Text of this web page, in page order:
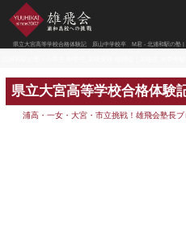
県立大宮高等学校合格体験記 原山中学校卒 M君 - 北浦和駅の塾 |
県立大宮高等学校合格体
浦高・一女・大宮・市立挑戦！雄飛会塾長